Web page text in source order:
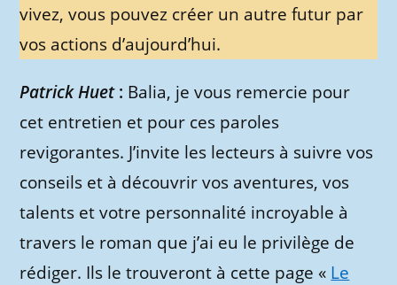
vivez, vous pouvez créer un autre futur par
vos actions d’aujourd’hui.
Patrick Huet: Balia, je vous remercie pour
cet entretien et pour ces paroles
revigorantes. J’invite les lecteurs à suivre vos
conseils et à découvrir vos aventures, vos
talents et votre personnalité incroyable à
travers le roman que j’ai eu le privilège de
rédiger. Ils le trouveront à cette page « Le